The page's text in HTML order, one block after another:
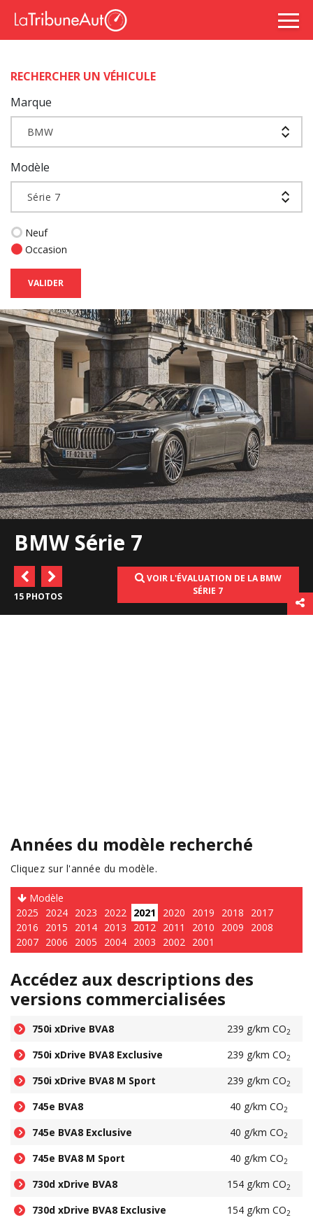
RECHERCHER UN VÉHICULE
Marque
BMW
Modèle
Série 7
Neuf
Occasion
VALIDER
BMW Série 7
15 PHOTOS
VOIR L'ÉVALUATION DE LA BMW
SÉRIE 7
Années du modèle recherché
Cliquez sur l'année du modèle.
Modèle
2025
2024 2023 2022 2021 2020 2019 2018
2017
2016
2015 2014 2013 2012 2011 2010 2009
2008
2007 2006 2005 2004 2003 2002 2001
Accédez aux descriptions des
versions commercialisées
750i xDrive BVA8 239 g/km CO2
750i xDrive BVA8 Exclusive 239 g/km CO2
750i xDrive BVA8 M Sport 239 g/km CO2
745e BVA8 40 g/km CO2
745e BVA8 Exclusive 40 g/km CO2
745e BVA8 M Sport 40 g/km CO2
730d xDrive BVA8 154 g/km CO2
730d xDrive BVA8 Exclusive 154 g/km CO2